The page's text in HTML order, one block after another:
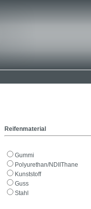
Reifenmaterial
Gummi
Polyurethan/NDIIThane
Kunststoff
Guss
Stahl